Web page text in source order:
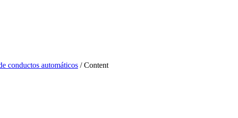
conductos automáticos / Content